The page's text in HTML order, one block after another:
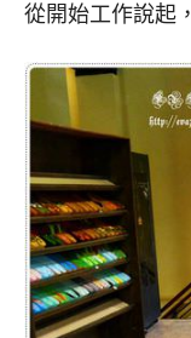
從開始工作說起，